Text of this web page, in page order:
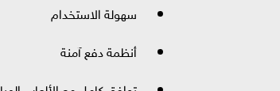
سهولة الاستخدام
أنظمة دفع آمنة